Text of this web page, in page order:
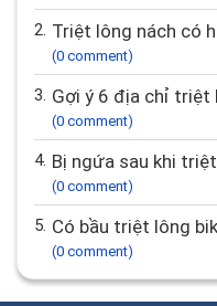
2. Triệt lông nách có
(0 comment)
3. Gợi ý 6 địa chỉ
(0 comment)
4. Bị ngứa sau khi
(0 comment)
5. Có bầu triệt lông
(0 comment)